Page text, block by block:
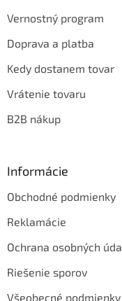
Vernostný program
Doprava a platba
Kedy dostanem tovar
Vrátenie tovaru
B2B nákup
Informácie
Obchodné podmienky
Reklamácie
Ochrana osobných
Riešenie sporov
Všeobecné podmienky